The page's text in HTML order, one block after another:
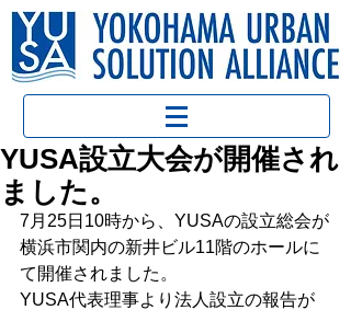
YUSA設立大会が開催され
ました。
7月25日10時から、YUSAの設立総会が
横浜市関内の新井ビル11階のホールに
て開催されました。
YUSA代表理事より法人設立の報告が